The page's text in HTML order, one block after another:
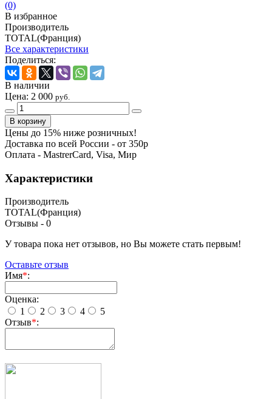
(0)
В избранное
Производитель
TOTAL(Франция)
Все характеристики
Поделиться:
В наличии
Цена: 2 000 руб.
Цены до 15% ниже розничных!
Доставка по всей России - от 350р
Оплата - MastrerCard, Visa, Мир
Характеристики
Производитель
TOTAL(Франция)
Отзывы - 0
У товара пока нет отзывов, но Вы можете стать первым!
Оставьте отзыв
Имя*:
Оценка:
1
2 3 4
5
Отзыв*: